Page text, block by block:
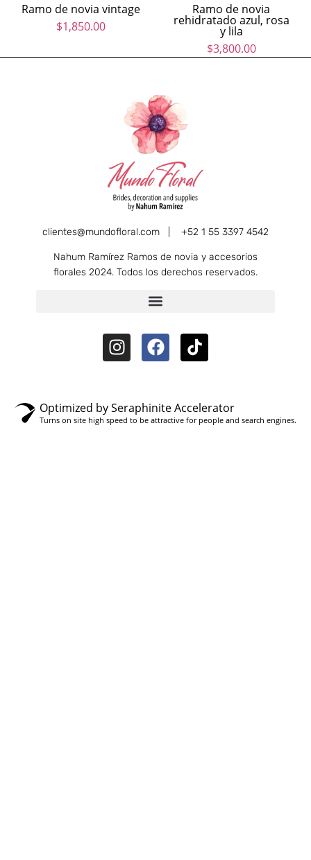
Ramo de novia vintage
$1,850.00
Ramo de novia
rehidratado azul, rosa
y lila
$3,800.00
clientes@mundofloral.com | +52 1 55 3397 4542
Nahum Ramírez Ramos de novia y accesorios
florales 2024. Todos los derechos reservados.
Optimized by Seraphinite Accelerator
Turns on site high speed to be attractive for people and search engines.